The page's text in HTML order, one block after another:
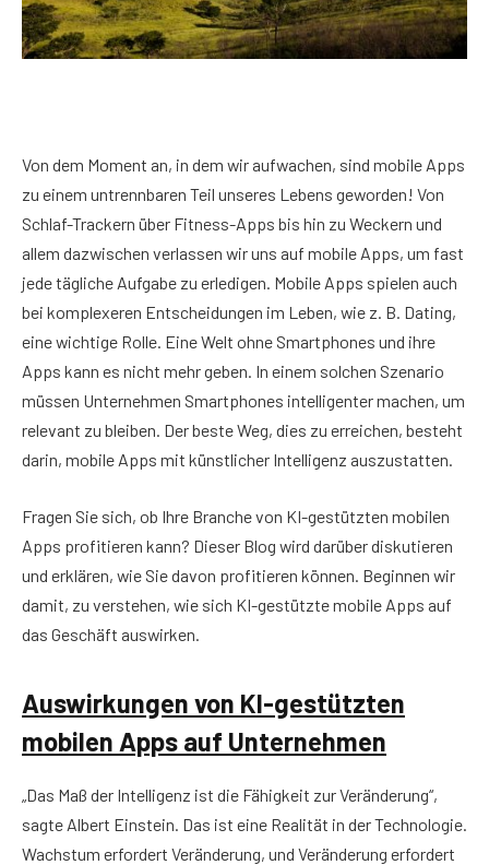
Von dem Moment an, in dem wir aufwachen, sind mobile Apps
zu einem untrennbaren Teil unseres Lebens geworden! Von
Schlaf-Trackern über Fitness-Apps bis hin zu Weckern und
allem dazwischen verlassen wir uns auf mobile Apps, um fast
jede tägliche Aufgabe zu erledigen. Mobile Apps spielen auch
bei komplexeren Entscheidungen im Leben, wie z. B. Dating,
eine wichtige Rolle. Eine Welt ohne Smartphones und ihre
Apps kann es nicht mehr geben. In einem solchen Szenario
müssen Unternehmen Smartphones intelligenter machen, um
relevant zu bleiben. Der beste Weg, dies zu erreichen, besteht
darin, mobile Apps mit künstlicher Intelligenz auszustatten.
Fragen Sie sich, ob Ihre Branche von KI-gestützten mobilen
Apps profitieren kann? Dieser Blog wird darüber diskutieren
und erklären, wie Sie davon profitieren können. Beginnen wir
damit, zu verstehen, wie sich KI-gestützte mobile Apps auf
das Geschäft auswirken.
Auswirkungen von KI-gestützten
mobilen Apps auf Unternehmen
„Das Maß der Intelligenz ist die Fähigkeit zur Veränderung“,
sagte Albert Einstein. Das ist eine Realität in der Technologie.
Wachstum erfordert Veränderung, und Veränderung erfordert